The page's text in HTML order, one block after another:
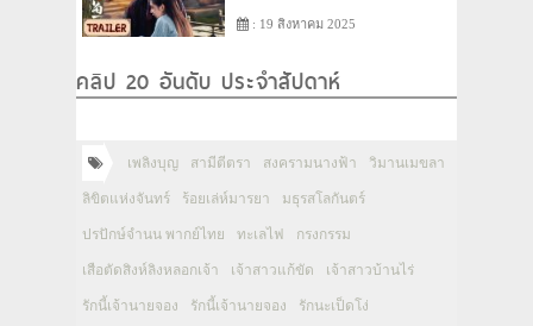
: 19 สิงหาคม 2025
คลิป 20 อันดับ ประจำสัปดาห์
เพลิงบุญ สามีตีตรา สงครามนางฟ้า วิมานเมขลา
ลิขิตแห่งจันทร์ ร้อยเล่ห์มารยา มธุรสโลกันตร์
ปรปักษ์จำนน พากย์ไทย ทะเลไฟ กรงกรรม
เสือตัดสิงห์ลิงหลอกเจ้า เจ้าสาวแก้ขัด เจ้าสาวบ้านไร่
รักนี้เจ้านายจอง รักนี้เจ้านายจอง รักนะเป็ดโง่